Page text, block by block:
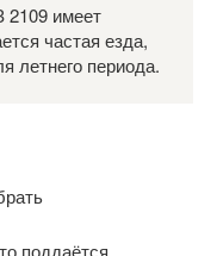
имеет
частая езда,
летнего периода.